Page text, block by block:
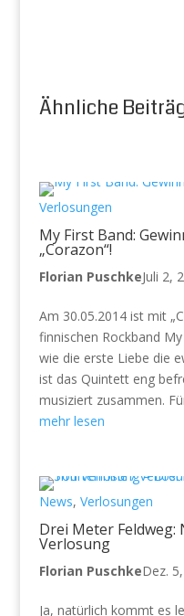
Ähnliche
Verlosungen
My First Band:
„Corazon“!
Florian PuschkeJuli 2,
Am 30.05.2014 ist mit
finnischen Rockband
wie die erste Liebe die
ist das Quintett eng
musiziert zusammen.
mehr lesen
News, Verlosungen
Drei Meter
Verlosung
Florian PuschkeDez.
Ja, natürlich kommt es